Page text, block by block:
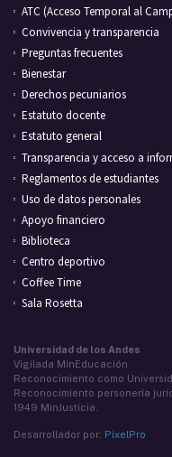
ATC (Acceso Temporal al
Convivencia y transparencia
Preguntas frecuentes
Bienestar
Derechos pecuniarios
Estatuto docente
Estatuto general
Transparencia y acceso a
Reglamentos de estudiantes
Uso de datos personales
Apoyo financiero
Biblioteca
Centro deportivo
Coffee Time
Sala Rosetta
Universidad de los Andes
Vigilada MinEducación
Reconocimiento como
Reconocimiento personería
1949 MinJusticia.
Desarrollador por: PixelPro